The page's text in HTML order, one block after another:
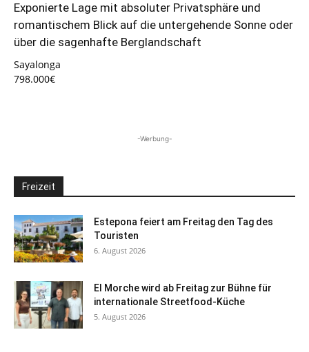
Exponierte Lage mit absoluter Privatsphäre und
romantischem Blick auf die untergehende Sonne oder
über die sagenhafte Berglandschaft
Sayalonga
798.000€
-Werbung-
Freizeit
Estepona feiert am Freitag den Tag des
Touristen
6. August 2026
El Morche wird ab Freitag zur Bühne für
internationale Streetfood-Küche
5. August 2026